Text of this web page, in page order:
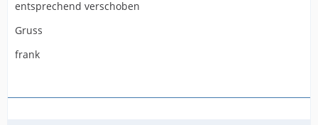
entsprechend verschoben
Gruss
frank